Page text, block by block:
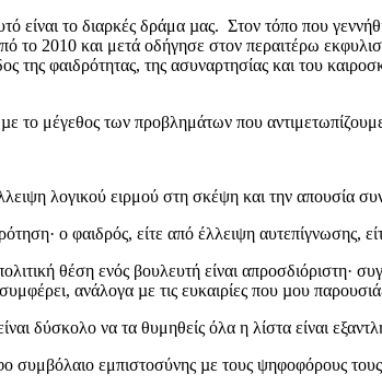
είναι το διαρκές δράμα µας. Στον τόπο που
2010 και μετά οδήγησε στον περαιτέρω
της φαιδρότητας, της ασυναρτησίας και του
το μέγεθος των προβλημάτων που
λογικού ειρμού στη σκέψη και την απουσία
ο φαιδρός, είτε από έλλειψη αυτεπίγνωσης,
θέση ενός βουλευτή είναι απροσδιόριστη·
ανάλογα µε τις ευκαιρίες που µου
δύσκολο να τα θυμηθείς όλα η λίστα είναι
συμβόλαιο εμπιστοσύνης µε τους ψηφοφόρους